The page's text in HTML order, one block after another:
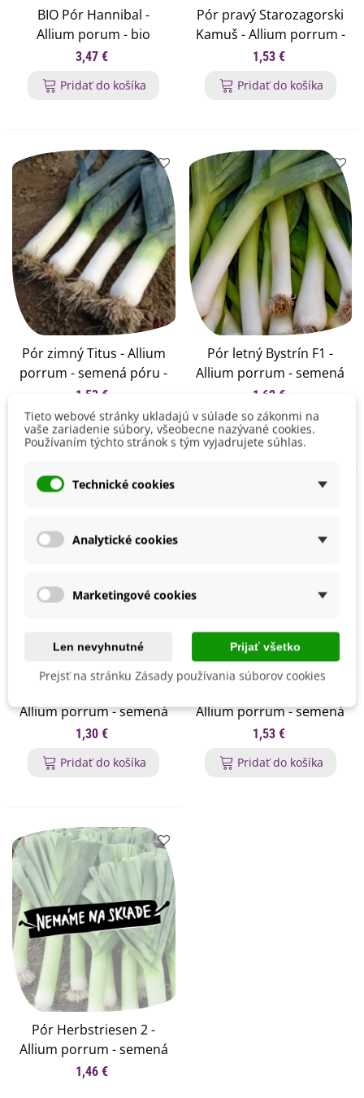
BIO Pór Hannibal -
Allium porum - bio
semená póru - 30 ks
3,47 €
Pridať do košíka
Pór pravý Starozagorski
Kamuš - Allium porrum -
semená póru - 200 ks
1,53 €
Pridať do košíka
Pór zimný Titus - Allium
porrum - semená póru -
200 ks
1,53 €
Pridať do košíka
Pór letný Bystrín F1 -
Allium porrum - semená
póru - 70 ks
1,62 €
Pridať do košíka
Allium porrum - semená
póru - 200 ks
1,30 €
Pridať do košíka
Allium porrum - semená
póru - 200 ks
1,53 €
Pridať do košíka
Pór Herbstriesen 2 -
Allium porrum - semená
póru - 200 ks
1,46 €
Tieto webové stránky ukladajú v súlade so zákonmi na
vaše zariadenie súbory, všeobecne nazývané cookies.
Používaním týchto stránok s tým vyjadrujete súhlas.
Technické cookies
Analytické cookies
Marketingové cookies
Len nevyhnutné Prijať všetko
Prejsť na stránku Zásady používania súborov cookies